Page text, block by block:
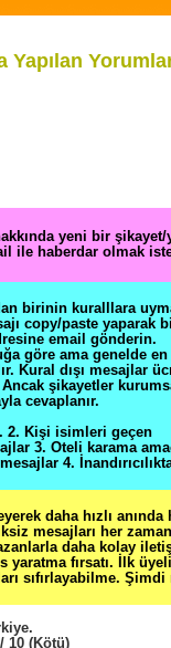
Yapılan
yeni bir
ile haberdar olmak
birinin kuralllara
copy/paste yaparak
email gönderin.
göre ama genelde
Kural dışı mesajlar
Ancak şikayetler
cevaplanır.
2. Kişi isimleri geçen
3. Oteli karama
4.
daha hızlı
mesajları her zaman
daha kolay
fırsatı. İlk
sıfırlayabilme. Şimdi
.
/ 10 (Kötü)